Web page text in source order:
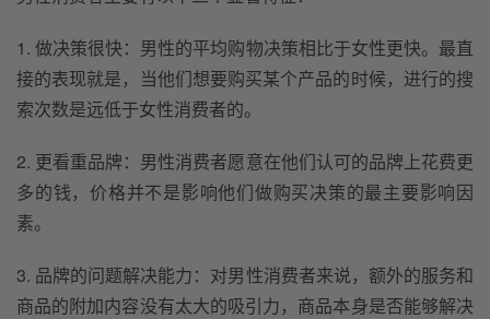
1. 做决策很快：男性的平均购物决策相比于女性更快。最直
接的表现就是，当他们想要购买某个产品的时候，进行的搜
索次数是远低于女性消费者的。
2. 更看重品牌：男性消费者愿意在他们认可的品牌上花费更
多的钱，价格并不是影响他们做购买决策的最主要影响因
素。
3. 品牌的问题解决能力：对男性消费者来说，额外的服务和
商品的附加内容没有太大的吸引力，商品本身是否能够解决